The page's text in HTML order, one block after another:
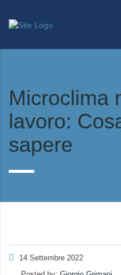
Microclima
lavoro:
sapere
14 Settembre 2022